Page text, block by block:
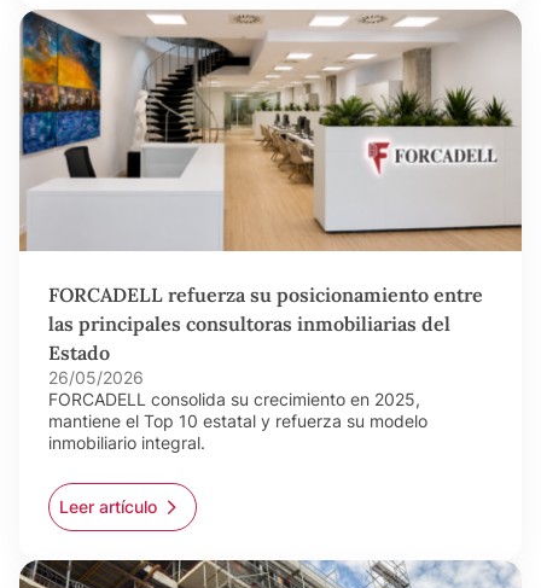
FORCADELL refuerza su posicionamiento entre
las principales consultoras inmobiliarias del
Estado
26/05/2026
FORCADELL consolida su crecimiento en 2025,
mantiene el Top 10 estatal y refuerza su modelo
inmobiliario integral.
Leer artículo